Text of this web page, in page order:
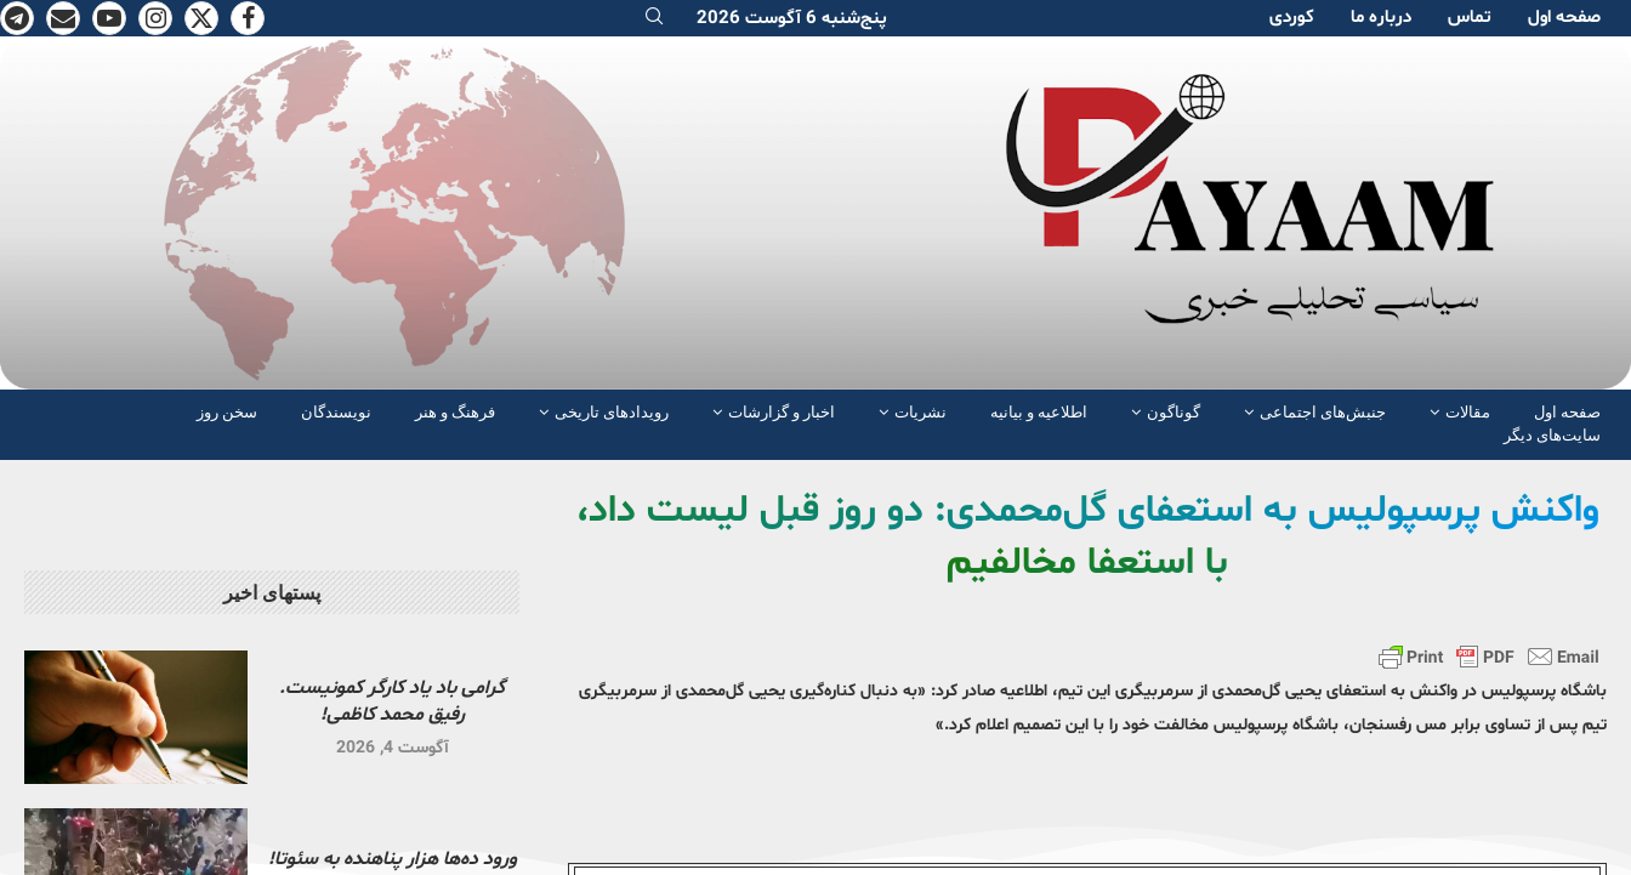
صفحە اول تماس دربارە ما کوردی پنج‌شنبه 6 آگوست 2026
صفحە اول مقالات جنبش‌های اجتماعی گوناگون اطلاعیه و بیانیه نشریات اخبار و گزارشات رویدادهای تاریخی فرهنگ و هنر نویسندگان
سخن روز
سایت‌های دیگر
واکنش پرسپولیس به استعفای گل‌محمدی: دو روز قبل لیست داد،
با استعفا مخالفیم
باشگاه پرسپولیس در واکنش به استعفای یحیی گل‌محمدی از سرمربیگری این تیم، اطلاعیه صادر کرد: «به دنبال کناره‌گیری یحیی گل‌محمدی از سرمربیگری
تیم پس از تساوی برابر مس رفسنجان، باشگاه پرسپولیس مخالفت خود را با این تصمیم اعلام کرد.»
پستهای اخیر
گرامی باد یاد کارگر کمونیست.
رفیق محمد کاظمی!
آگوست 4, 2026
ورود ده‌ها هزار پناهنده به سئوتا!